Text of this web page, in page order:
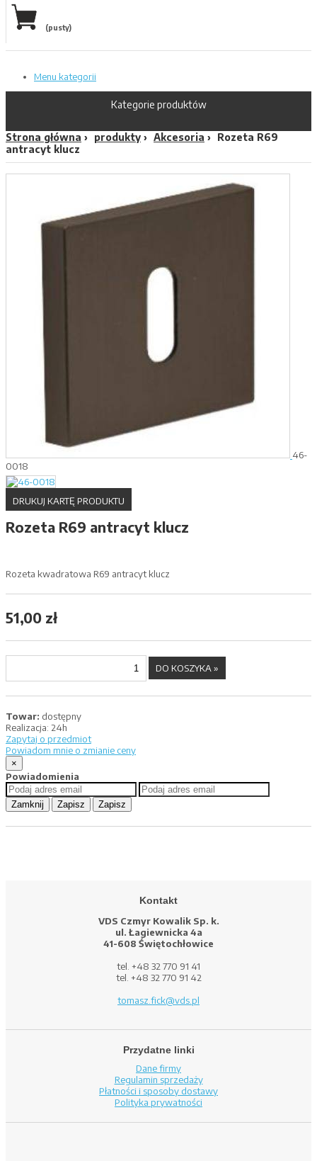
(pusty)
Menu kategorii
Kategorie produktów
Strona główna produkty Akcesoria
Rozeta R69
antracyt klucz
46-
0018
DRUKUJ KARTĘ PRODUKTU
Rozeta R69 antracyt klucz
Rozeta kwadratowa R69 antracyt klucz
51,00 zł
Towar: dostępny
Realizacja: 24h
Zapytaj o przedmiot
Powiadom mnie o zmianie ceny
×
Powiadomienia
Zamknij Zapisz Zapisz
Kontakt
VDS Czmyr Kowalik Sp. k.
ul. Łagiewnicka 4a
41-608 Świętochłowice
tel. +48 32 770 91 41
tel. +48 32 770 91 42
tomasz.fick@vds.pl
Przydatne linki
Dane firmy
Regulamin sprzedaży
Płatności i sposoby dostawy
Polityka prywatności